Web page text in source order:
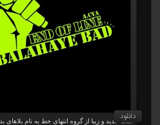
آهنگ جدید و زیبا از گروه انتهای خط به نام بلاهای بد
دانلود